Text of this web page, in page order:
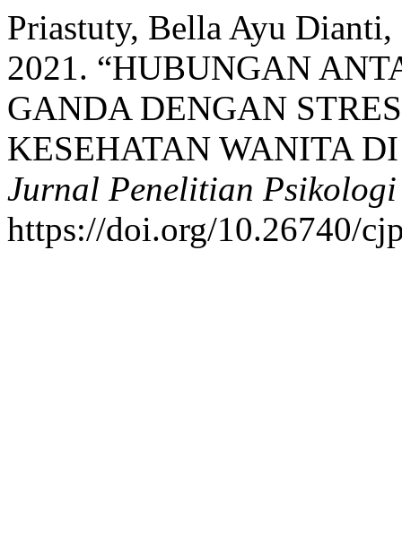
Priastuty, Bella Ayu
2021. “HUBUNGAN
GANDA DENGAN
KESEHATAN WANITA
Jurnal Penelitian Psikologi
https://doi.org/10.26740/